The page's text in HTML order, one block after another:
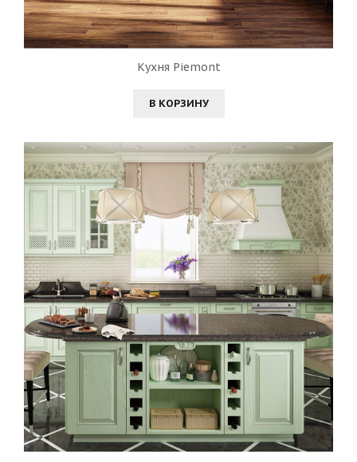
Кухня Piemont
В КОРЗИНУ